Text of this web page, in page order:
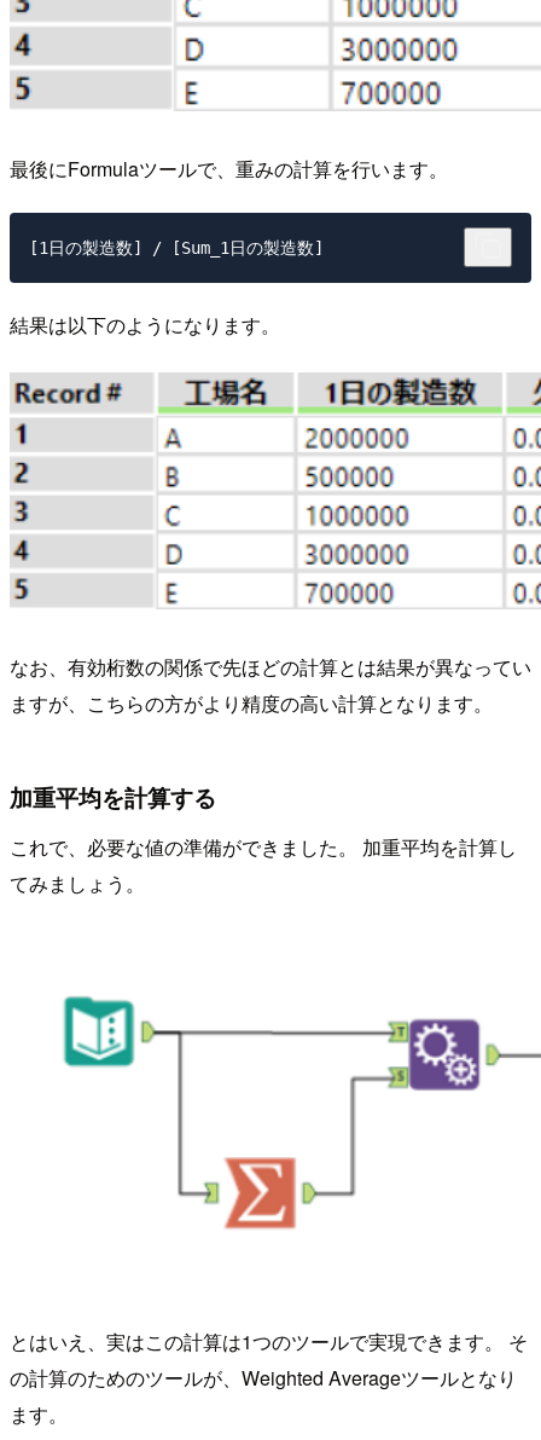
最後にFormulaツールで、重みの計算を行います。
結果は以下のようになります。
なお、有効桁数の関係で先ほどの計算とは結果が異なってい
ますが、こちらの方がより精度の高い計算となります。
加重平均を計算する
これで、必要な値の準備ができました。 加重平均を計算し
てみましょう。
とはいえ、実はこの計算は1つのツールで実現できます。 そ
の計算のためのツールが、Weighted Averageツールとなり
ます。